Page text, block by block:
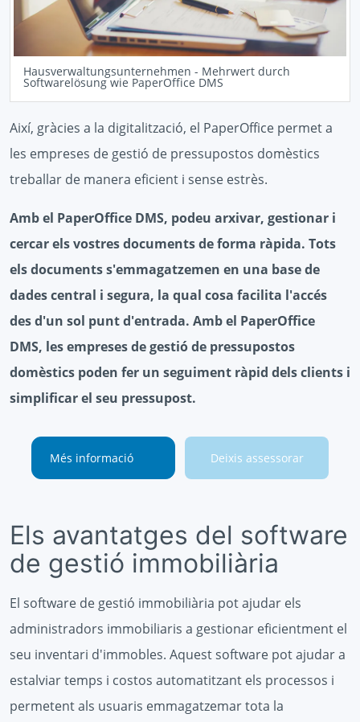
Hausverwaltungsunternehmen - Mehrwert durch
Softwarelösung wie PaperOffice DMS
Així, gràcies a la digitalització, el PaperOffice permet a
les empreses de gestió de pressupostos domèstics
treballar de manera eficient i sense estrès.
Amb el PaperOffice DMS, podeu arxivar, gestionar i
cercar els vostres documents de forma ràpida. Tots
els documents s'emmagatzemen en una base de
dades central i segura, la qual cosa facilita l'accés
des d'un sol punt d'entrada. Amb el PaperOffice
DMS, les empreses de gestió de pressupostos
domèstics poden fer un seguiment ràpid dels clients i
simplificar el seu pressupost.
Més informació Deixis assessorar
Els avantatges del software
de gestió immobiliària
El software de gestió immobiliària pot ajudar els
administradors immobiliaris a gestionar eficientment el
seu inventari d'immobles. Aquest software pot ajudar a
estalviar temps i costos automatitzant els processos i
permetent als usuaris emmagatzemar tota la